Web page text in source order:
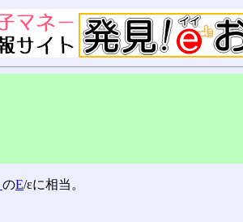
のΕ/εに相当。